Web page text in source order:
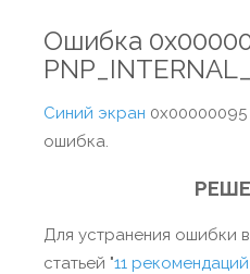
Ошибка
Синий экран
ошибка.
Для устранения ошибки
статьей "11